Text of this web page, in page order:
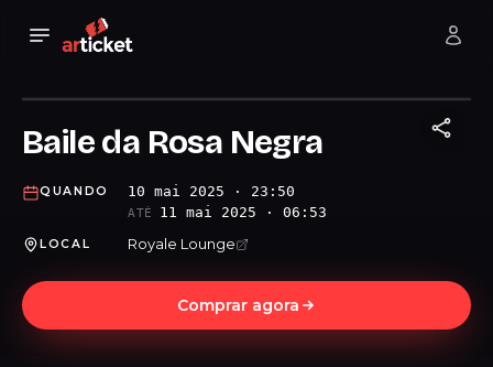
Baile da Rosa Negra
QUANDO 10 mai 2025 · 23:50
ATÉ 11 mai 2025 · 06:53
LOCAL Royale Lounge
Comprar agora